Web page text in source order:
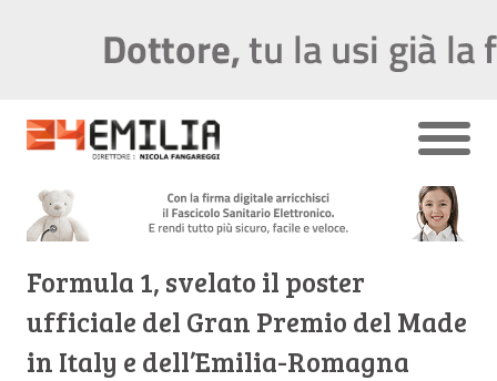
Formula 1, svelato il poster
ufficiale del Gran Premio del Made
in Italy e dell’Emilia-Romagna